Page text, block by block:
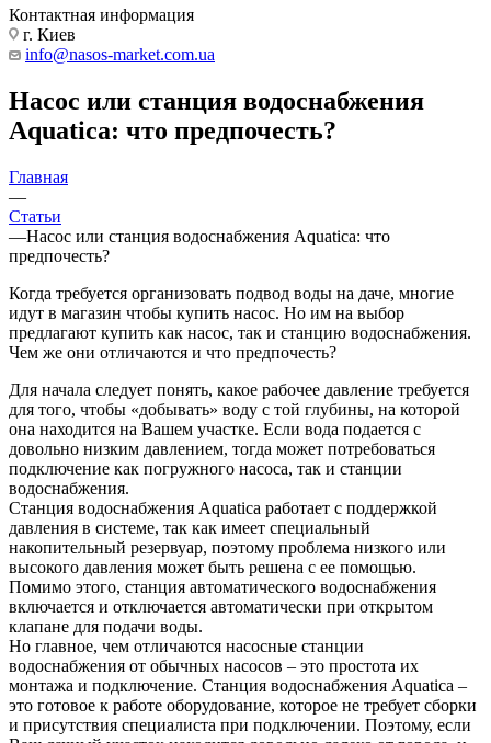
Контактная информация
г. Киев
info@nasos-market.com.ua
Насос или станция водоснабжения
Aquatica: что предпочесть?
Главная
—
Статьи
—Насос или станция водоснабжения Aquatica: что
предпочесть?
Когда требуется организовать подвод воды на даче, многие
идут в магазин чтобы купить насос. Но им на выбор
предлагают купить как насос, так и станцию водоснабжения.
Чем же они отличаются и что предпочесть?
Для начала следует понять, какое рабочее давление требуется
для того, чтобы «добывать» воду с той глубины, на которой
она находится на Вашем участке. Если вода подается с
довольно низким давлением, тогда может потребоваться
подключение как погружного насоса, так и станции
водоснабжения.
Станция водоснабжения Aquatica работает с поддержкой
давления в системе, так как имеет специальный
накопительный резервуар, поэтому проблема низкого или
высокого давления может быть решена с ее помощью.
Помимо этого, станция автоматического водоснабжения
включается и отключается автоматически при открытом
клапане для подачи воды.
Но главное, чем отличаются насосные станции
водоснабжения от обычных насосов – это простота их
монтажа и подключение. Станция водоснабжения Aquatica –
это готовое к работе оборудование, которое не требует сборки
и присутствия специалиста при подключении. Поэтому, если